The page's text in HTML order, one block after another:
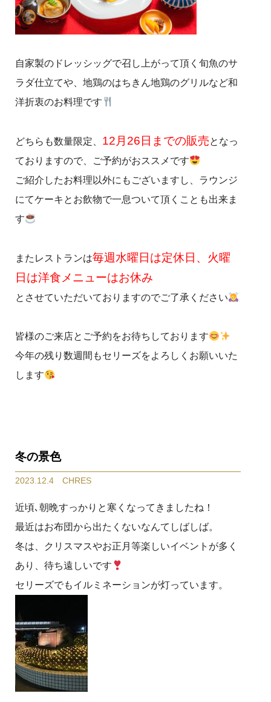
自家製のドレッシッグで召し上がって頂く旬魚のサ
ラダ仕立てや、地鶏のはちきん地鶏のグリルなど和
洋折衷のお料理です
どちらも数量限定、 12月26日までの販売となっ
ておりますので、ご予約がおススメです
ご紹介したお料理以外にもございますし、ラウンジ
にてケーキとお飲物で一息ついて頂くことも出来ま
す
またレストランは毎週水曜日は定休日、火曜
日は洋食メニューはお休み
とさせていただいておりますのでご了承ください
皆様のご来店とご予約をお待ちしております
今年の残り数週間もセリーズをよろしくお願いいた
します
冬の景色
2023.12.4 CHRES
近頃､朝晩すっかりと寒くなってきましたね！
最近はお布団から出たくないなんてしばしば。
冬は、クリスマスやお正月等楽しいイベントが多く
あり、待ち遠しいです
セリーズでもイルミネーションが灯っています。